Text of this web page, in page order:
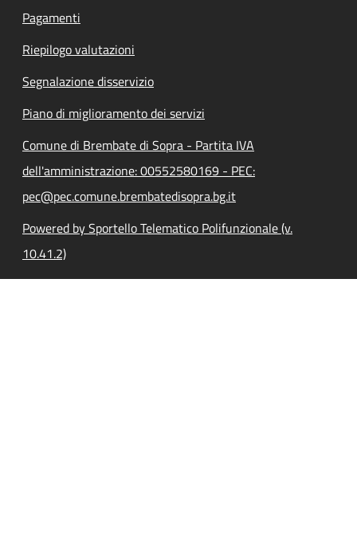
Pagamenti
Riepilogo valutazioni
Segnalazione disservizio
Piano di miglioramento dei servizi
Comune di Brembate di Sopra - Partita IVA
dell'amministrazione: 00552580169 - PEC:
pec@pec.comune.brembatedisopra.bg.it
Powered by Sportello Telematico Polifunzionale (v.
10.41.2)